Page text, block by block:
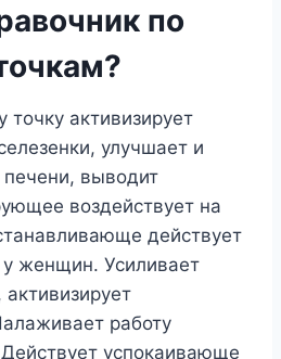
по
точку активизирует
улучшает и
печени, выводит
воздействует на
действует
женщин. Усиливает
работу
успокаивающе